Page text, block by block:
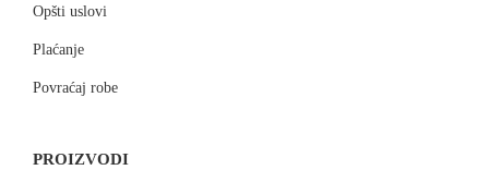
Opšti uslovi
Plaćanje
Povraćaj robe
PROIZVODI